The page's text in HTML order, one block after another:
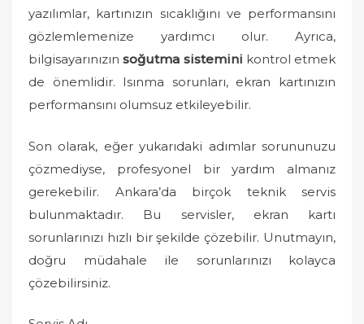
yazılımlar, kartınızın sıcaklığını ve performansını
gözlemlemenize yardımcı olur. Ayrıca,
bilgisayarınızınsoğutma sistemini kontrol etmek
de önemlidir. Isınma sorunları, ekran kartınızın
performansını olumsuz etkileyebilir.
Son olarak, eğer yukarıdaki adımlar sorununuzu
çözmediyse, profesyonel bir yardım almanız
gerekebilir. Ankara’da birçok teknik servis
bulunmaktadır. Bu servisler, ekran kartı
sorunlarınızı hızlı bir şekilde çözebilir. Unutmayın,
doğru müdahale ile sorunlarınızı kolayca
çözebilirsiniz.